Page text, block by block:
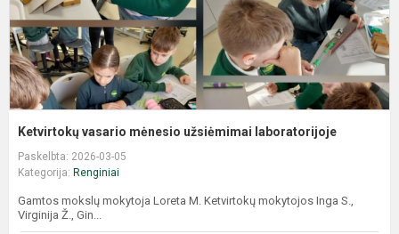
Ketvirtokų vasario mėnesio užsiėmimai laboratorijoje
Paskelbta: 2026-03-05
Kategorija: Renginiai
Gamtos mokslų mokytoja Loreta M. Ketvirtokų mokytojos Inga S.,
Virginija Ž., Gin...